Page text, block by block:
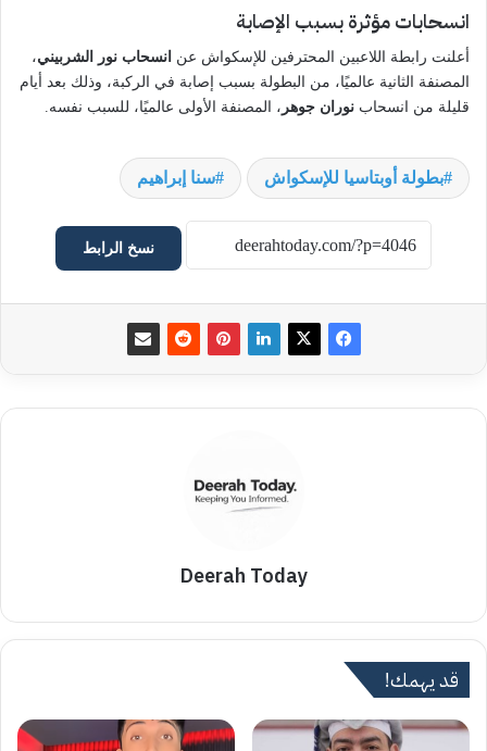
انسحابات مؤثرة بسبب الإصابة
أعلنت رابطة اللاعبين المحترفين للإسكواش عن انسحاب نور الشربيني،
المصنفة الثانية عالميًا، من البطولة بسبب إصابة في الركبة، وذلك بعد أيام
قليلة من انسحاب نوران جوهر ، المصنفة الأولى عالميًا، للسبب نفسه.
بطولة أوبتاسيا للإسكواش سنا إبراهيم
نسخ الرابط
Deerah Today
قد يهمك!